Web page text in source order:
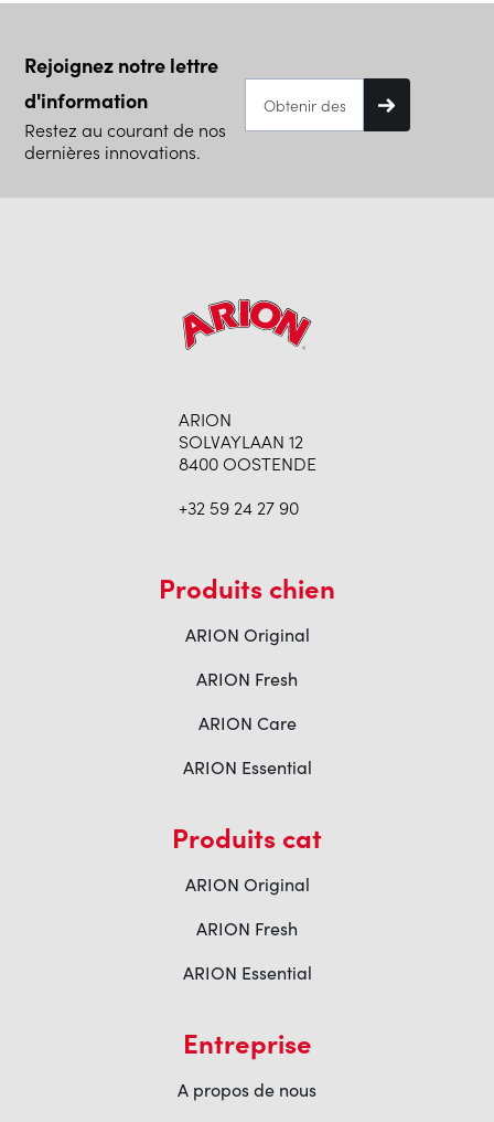
Rejoignez notre lettre
d'information
Restez au courant de nos
dernières innovations.
ARION
SOLVAYLAAN 12
8400 OOSTENDE
+32 59 24 27 90
Produits chien
ARION Original
ARION Fresh
ARION Care
ARION Essential
Produits cat
ARION Original
ARION Fresh
ARION Essential
Entreprise
A propos de nous